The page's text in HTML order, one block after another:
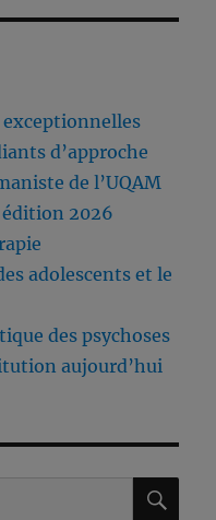
exceptionnelles
d’approche
de l’UQAM
2026
adolescents et le
des psychoses
aujourd’hui